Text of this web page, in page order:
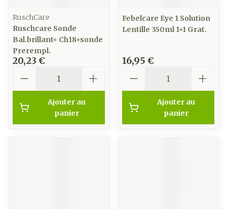
RuschCare
Ruschcare Sonde
Bal.brillant+ Ch18+sonde
Prerempl.
20,23 €
Ajouter au
panier
Febelcare Eye 1 Solution
Lentille 350ml 1+1 Grat.
16,95 €
Ajouter au
panier